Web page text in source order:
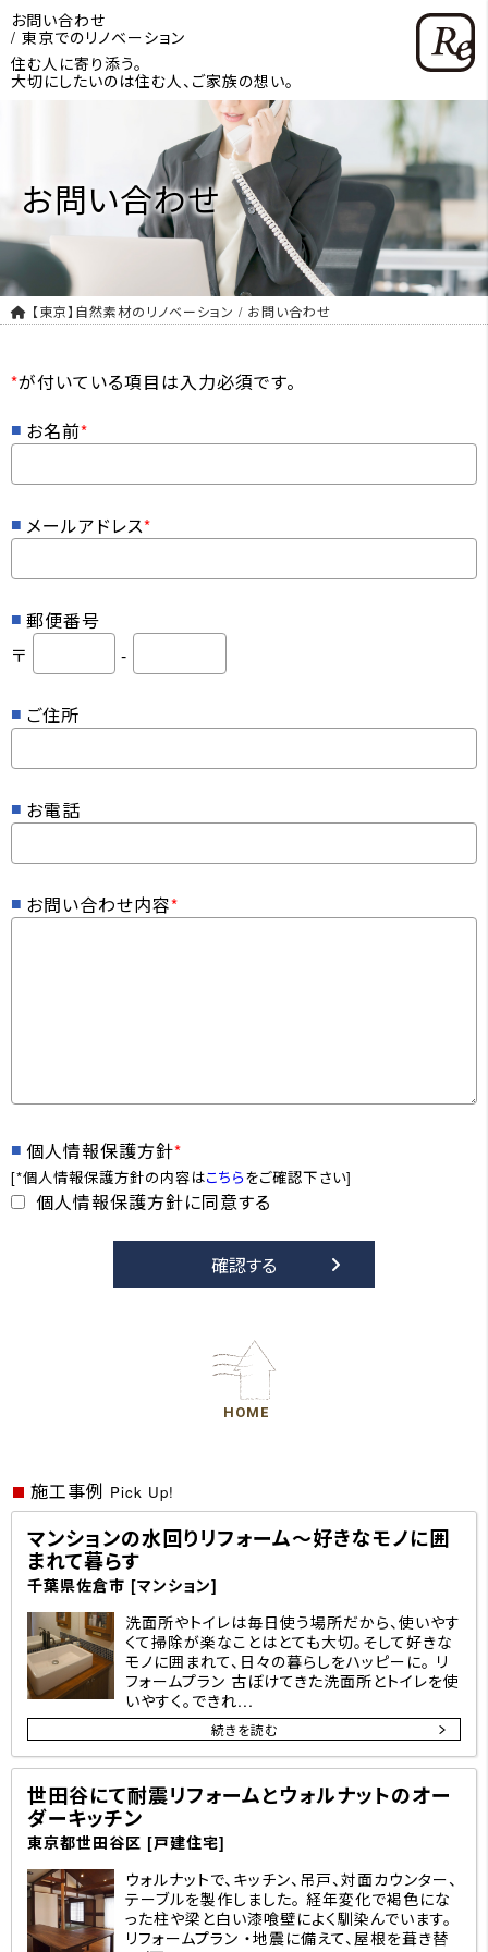
お問い合わせ
/ 東京でのリノベーション
住む人に寄り添う。
大切にしたいのは住む人、ご家族の想い。
お問い合わせ
【東京】自然素材のリノベーション / お問い合わせ
*が付いている項目は入力必須です。
お名前*
メールアドレス*
郵便番号
〒
-
ご住所
お電話
お問い合わせ内容*
個人情報保護方針*
[*個人情報保護方針の内容はこちらをご確認下さい]
個人情報保護方針に同意する
HOME
施工事例 Pick Up!
マンションの水回りリフォーム～好きなモノに囲
まれて暮らす
千葉県佐倉市 [マンション]
洗面所やトイレは毎日使う場所だから、使いやす
くて掃除が楽なことはとても大切。そして好きな
モノに囲まれて、日々の暮らしをハッピーに。 リ
フォームプラン 古ぼけてきた洗面所とトイレを使
いやすく。できれ...
続きを読む
世田谷にて耐震リフォームとウォルナットのオー
ダーキッチン
東京都世田谷区 [戸建住宅]
ウォルナットで、キッチン、吊戸、対面カウンター、
テーブルを製作しました。 経年変化で褐色にな
った柱や梁と白い漆喰壁によく馴染んでいます。
リフォームプラン ・地震に備えて、屋根を葺き替